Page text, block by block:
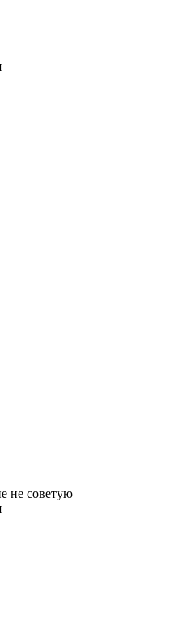
не советую